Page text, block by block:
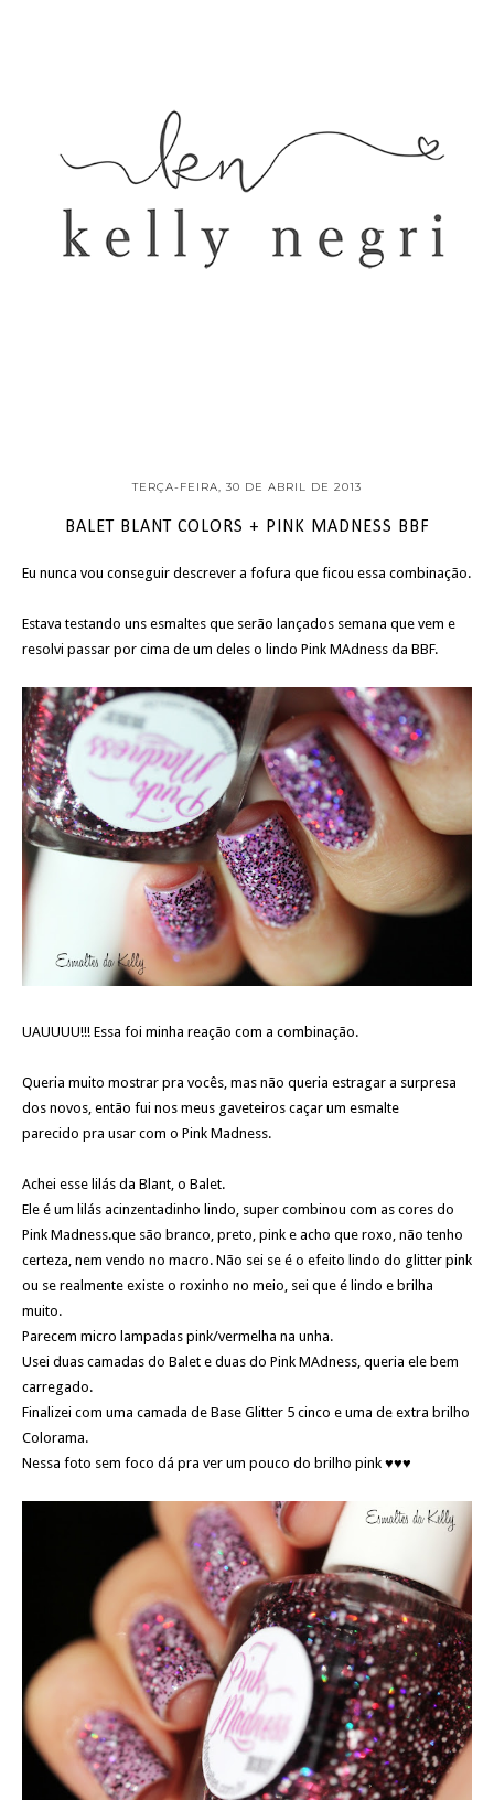
TERÇA-FEIRA, 30 DE ABRIL DE 2013
BALET BLANT COLORS + PINK MADNESS BBF
Eu nunca vou conseguir descrever a fofura que ficou essa combinação.
Estava testando uns esmaltes que serão lançados semana que vem e
resolvi passar por cima de um deles o lindo Pink MAdness da BBF.
UAUUUU!!! Essa foi minha reação com a combinação.
Queria muito mostrar pra vocês, mas não queria estragar a surpresa
dos novos, então fui nos meus gaveteiros caçar um esmalte
parecido pra usar com o Pink Madness.
Achei esse lilás da Blant, o Balet.
Ele é um lilás acinzentadinho lindo, super combinou com as cores do
Pink Madness.que são branco, preto, pink e acho que roxo, não tenho
certeza, nem vendo no macro. Não sei se é o efeito lindo do glitter pink
ou se realmente existe o roxinho no meio, sei que é lindo e brilha
muito.
Parecem micro lampadas pink/vermelha na unha.
Usei duas camadas do Balet e duas do Pink MAdness, queria ele bem
carregado.
Finalizei com uma camada de Base Glitter 5 cinco e uma de extra brilho
Colorama.
Nessa foto sem foco dá pra ver um pouco do brilho pink ♥♥♥